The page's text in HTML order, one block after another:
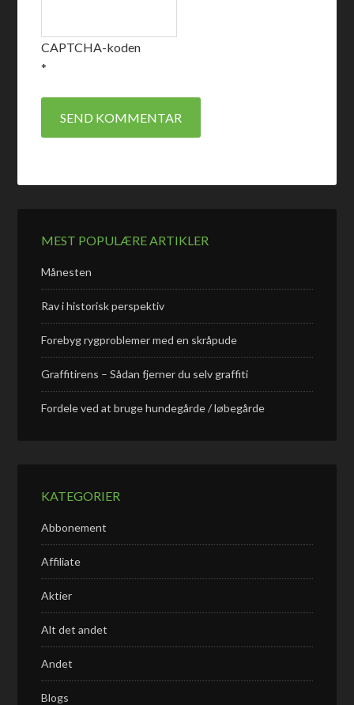
CAPTCHA-koden
*
MEST POPULÆRE ARTIKLER
Månesten
Rav i historisk perspektiv
Forebyg rygproblemer med en skråpude
Graffitirens – Sådan fjerner du selv graffiti
Fordele ved at bruge hundegårde / løbegårde
KATEGORIER
Abbonement
Affiliate
Aktier
Alt det andet
Andet
Blogs